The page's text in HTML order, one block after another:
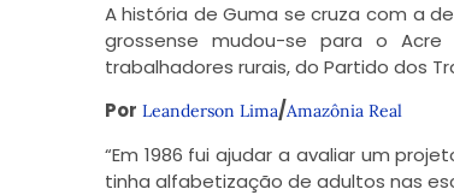
A história de Guma se cruza com a de
grossense mudou-se para o
trabalhadores rurais, do Partido dos
Por Leanderson Lima/Amazônia Real
“Em 1986 fui ajudar a avaliar um
tinha alfabetização de adultos nas